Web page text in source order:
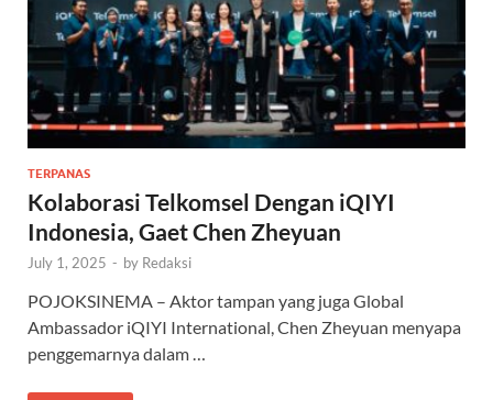
TERPANAS
Kolaborasi Telkomsel Dengan iQIYI
Indonesia, Gaet Chen Zheyuan
July 1, 2025 - by Redaksi
POJOKSINEMA – Aktor tampan yang juga Global
Ambassador iQIYI International, Chen Zheyuan menyapa
penggemarnya dalam …